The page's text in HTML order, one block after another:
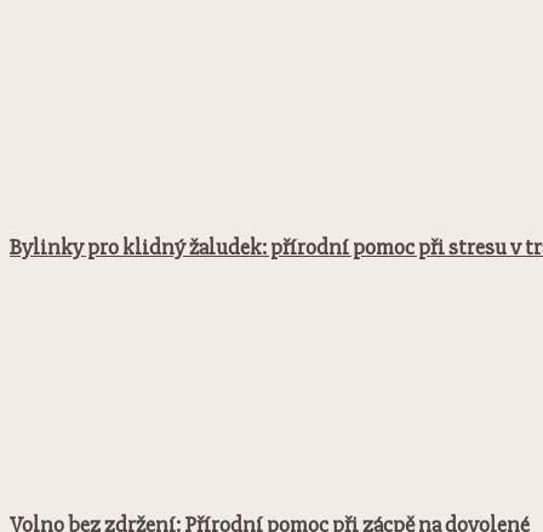
Bylinky pro klidný žaludek: přírodní pomoc při stresu v
Volno bez zdržení: Přírodní pomoc při zácpě na dovolené